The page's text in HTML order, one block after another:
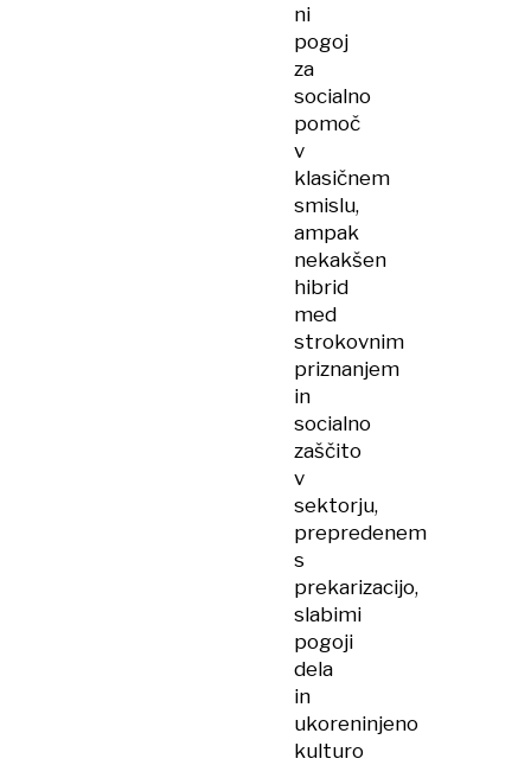
ni
pogoj
za
socialno
pomoč
v
klasičnem
smislu,
ampak
nekakšen
hibrid
med
strokovnim
priznanjem
in
socialno
zaščito
v
sektorju,
prepredenem
s
prekarizacijo,
slabimi
pogoji
dela
in
ukoreninjeno
kulturo